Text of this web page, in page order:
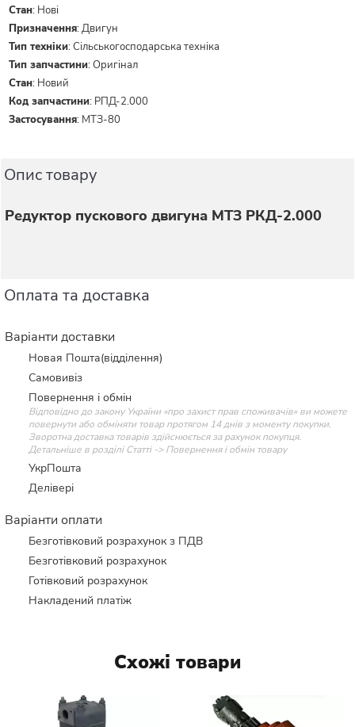
Стан: Нові
Призначення:Двигун
Тип техніки:Сільськогосподарська техніка
Тип запчастини:Оригінал
Стан: Новий
Код запчастини: РПД-2.000
Застосування: МТЗ-80
Опис товару
Редуктор пускового двигуна МТЗ РКД-2.000
Оплата та доставка
Варіанти доставки
Новая Пошта(відділення)
Самовивіз
Повернення і обмін
Відповідно до закону України «про захист прав споживачів» ви можете
повернути або обміняти товар протягом 14 днів з моменту покупки.
Зворотна доставка товарів здійснюється за рахунок покупця.
Детальніше в розділі Статті -> Повернення і обмін товару
УкрПошта
Делівері
Варіанти оплати
Безготівковий розрахунок з ПДВ
Безготівковий розрахунок
Готівковий розрахунок
Накладений платіж
Схожі товари